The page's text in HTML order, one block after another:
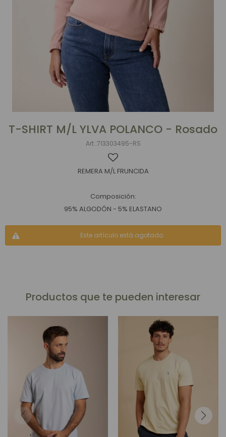
T-SHIRT M/L YLVA POLANCO - Rosado
713303495-RS
REMERA M/L FRUNCIDA
Composición:
95% ALGODÓN - 5% ELASTANO
Este artículo está agotado.
Productos que te pueden interesar